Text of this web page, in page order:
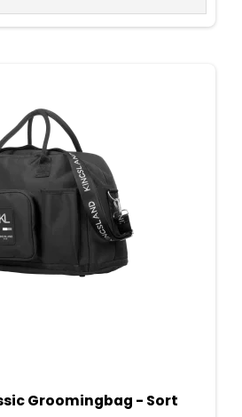
Groomingbag - Sort